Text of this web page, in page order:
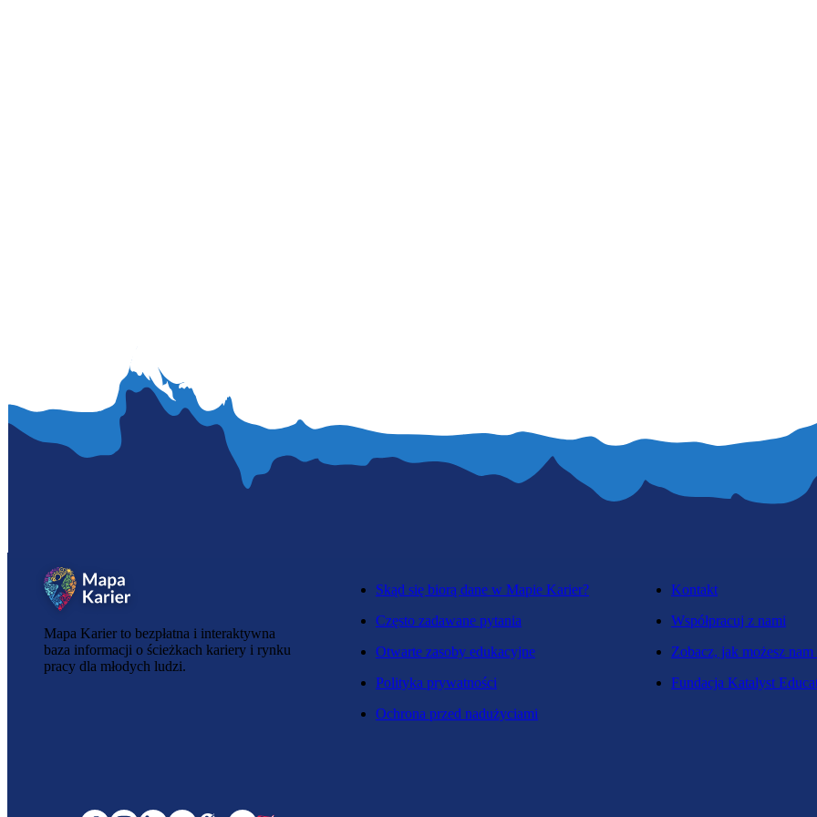
Mapa Karier to bezpłatna i interaktywna
baza informacji o ścieżkach kariery i rynku
pracy dla młodych ludzi.
Skąd się biorą dane w Mapie Karier?
Często zadawane pytania
Otwarte zasoby edukacyjne
Polityka prywatności
Ochrona przed nadużyciami
Kontakt
Współpracuj z nami
Zobacz, jak możesz
Fundacja Katalyst